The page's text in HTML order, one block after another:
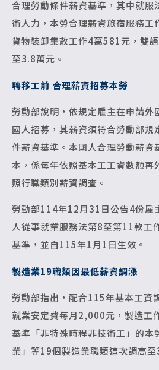
合理勞動條件薪資基準，其中就
術人力，本勞合理薪資旅宿服務
貨物裝卸集散工作4萬581元，雙
至3.8萬元。
聘移工前 合理薪資招募本勞
勞動部說明，依規定雇主在申請外
國人招募，其薪資須符合勞動部規
件薪資基準。本國人合理勞動薪資
本，係每年依照基本工工資數額再
照行職類別薪資調查。
勞動部114年12月31日公告4份雇
人從事就業服務法第8至第11款工
基準，並自115年1月1日生效。
製造業19職類因最低薪資調漲
勞動部指出，配合115年基本工資
就業安定費每月2,000元，製造工
基準「非特殊時程非技術工」的本
業」等19個製造業職類這次調高